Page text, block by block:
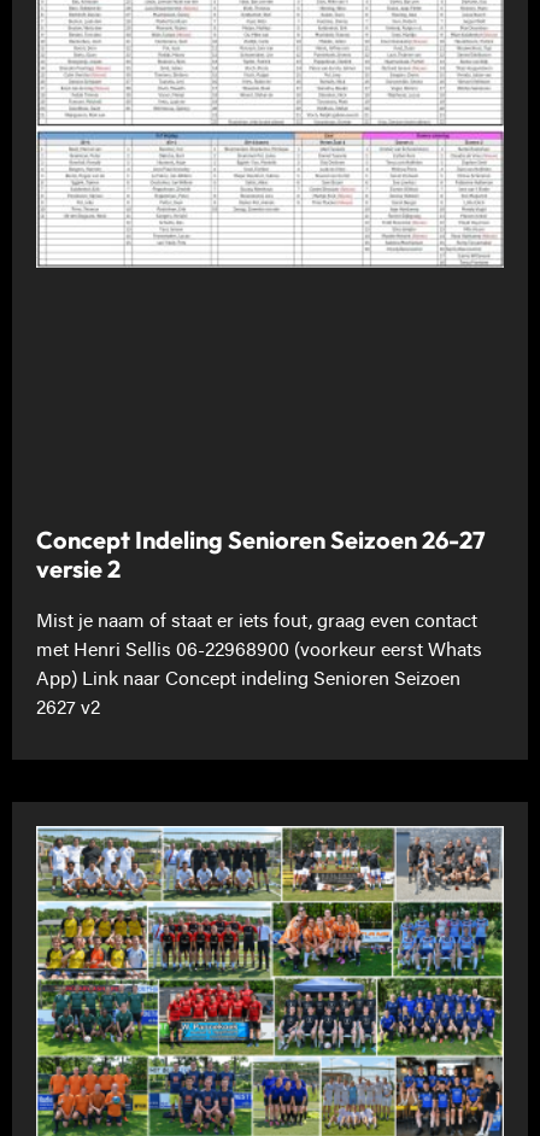
Concept Indeling Senioren Seizoen 26-27
versie 2
Mist je naam of staat er iets fout, graag even contact
met Henri Sellis 06-22968900 (voorkeur eerst Whats
App) Link naar Concept indeling Senioren Seizoen
2627 v2